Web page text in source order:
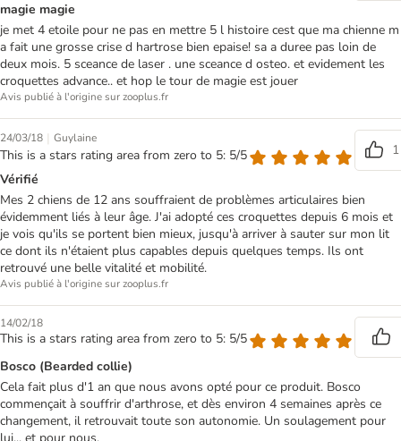
magie magie
je met 4 etoile pour ne pas en mettre 5 l histoire cest que ma chienne m
a fait une grosse crise d hartrose bien epaise! sa a duree pas loin de
deux mois. 5 sceance de laser . une sceance d osteo. et evidement les
croquettes advance.. et hop le tour de magie est jouer
Avis publié à l'origine sur zooplus.fr
24/03/18 | Guylaine
This is a stars rating area from zero to 5: 5/5
1
Vérifié
Mes 2 chiens de 12 ans souffraient de problèmes articulaires bien
évidemment liés à leur âge. J'ai adopté ces croquettes depuis 6 mois et
je vois qu'ils se portent bien mieux, jusqu'à arriver à sauter sur mon lit
ce dont ils n'étaient plus capables depuis quelques temps. Ils ont
retrouvé une belle vitalité et mobilité.
Avis publié à l'origine sur zooplus.fr
14/02/18
This is a stars rating area from zero to 5: 5/5
Bosco (Bearded collie)
Cela fait plus d'1 an que nous avons opté pour ce produit. Bosco
commençait à souffrir d'arthrose, et dès environ 4 semaines après ce
changement, il retrouvait toute son autonomie. Un soulagement pour